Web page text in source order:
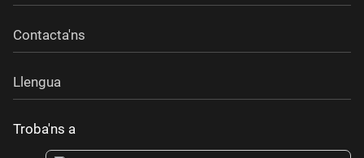
Contacta'ns
Llengua
Troba'ns a